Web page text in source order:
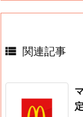
 関連記事